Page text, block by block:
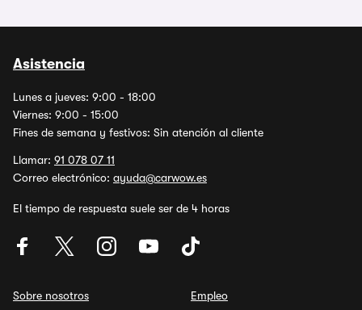
Asistencia
Lunes a jueves: 9:00 - 18:00
Viernes: 9:00 - 15:00
Fines de semana y festivos: Sin atención al cliente
Llamar: 91 078 07 11
Correo electrónico: ayuda@carwow.es
El tiempo de respuesta suele ser de 4 horas
Sobre nosotros
Empleo